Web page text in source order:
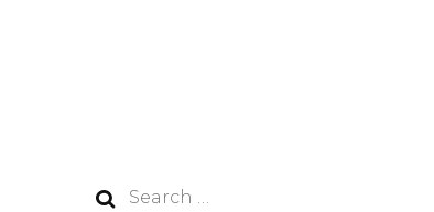
Search